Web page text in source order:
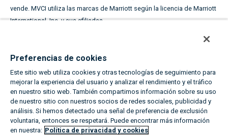
vende. MVCI utiliza las marcas de Marriott según la licencia de Marriott
International, Inc. y sus afiliadas.
Este material publicitario se utiliza con el fin de solicitar la
venta de periodos de tiempo compartido.
LOS NOMBRES Y DIRECCIONES ADQUIRIDOS SE UTILIZARÁN CON EL
FIN DE SOLICITAR LA VENTA DE PERIODOS DE TIEMPO COMPARTIDO.
LOS TÉRMINOS COMPLETOS DE LA OFERTA ESTÁN EN UN PLAN DE
OFERTA DISPONIBLE DEL PATROCINADOR.
Preferencias de cookies
Este sitio web utiliza cookies y otras tecnologías de seguimiento para
mejorar la experiencia del usuario y analizar el rendimiento y el tráfico
en nuestro sitio web. También compartimos información sobre su uso
de nuestro sitio con nuestros socios de redes sociales, publicidad y
análisis. Si hemos detectado una señal de preferencia de exclusión
voluntaria, entonces se respetará. Puede encontrar más información
en nuestra: Política de privacidad y cookies